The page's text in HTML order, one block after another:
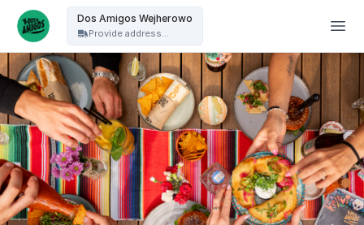
Dos Amigos Wejherowo
Provide address...